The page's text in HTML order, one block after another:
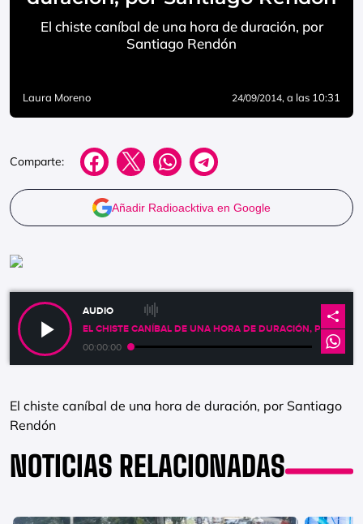
El chiste caníbal de una hora de duración, por
Santiago Rendón
Laura Moreno 24/09/2014, a las 10:31
Comparte:
Añadir Radioacktiva en Google
AUDIO
EL CHISTE CANÍBAL DE UNA HORA DE DURACIÓN, POR
00:00:00
El chiste caníbal de una hora de duración, por Santiago
Rendón
NOTICIAS RELACIONADAS